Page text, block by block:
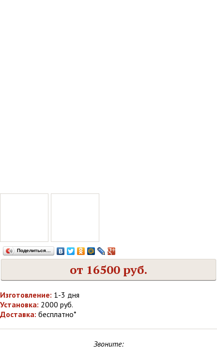
Поделиться…
от 16500 руб.
Изготовление: 1-3 дня
Установка: 2000 руб.
Доставка: бесплатно*
Звоните: